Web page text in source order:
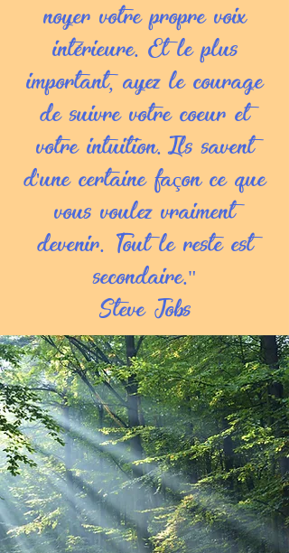
noyer votre propre voix
intérieure. Et le plus
important, ayez le courage
de suivre votre coeur et
votre intuition. Ils savent
d'une certaine façon ce que
vous voulez vraiment
devenir. Tout le reste est
secondaire."
Steve Jobs